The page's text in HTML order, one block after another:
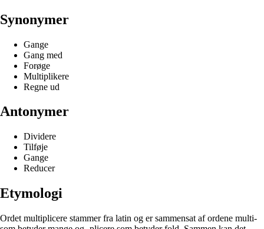
Synonymer
Gange
Gang med
Forøge
Multiplikere
Regne ud
Antonymer
Dividere
Tilføje
Gange
Reducer
Etymologi
Ordet multiplicere stammer fra latin og er sammensat af ordene multi-